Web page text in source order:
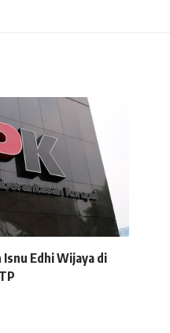
Isnu Edhi Wijaya di